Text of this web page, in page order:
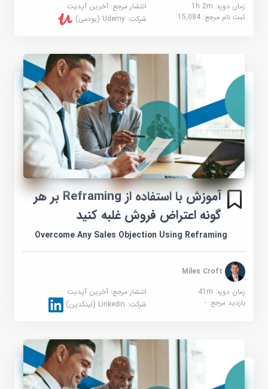
زمان دوره: 1h 2m
انتشار مرجع:آخرین آپدیت
ثبت نام مرجع:15,084 شرکت:Udemy (یودمی)
آموزش با استفاده از Reframing بر هر
گونه اعتراض فروش غلبه کنید
Overcome Any Sales Objection Using Reframing
Miles Croft
زمان دوره: 41m
انتشار مرجع:آخرین آپدیت
بازدید مرجع:- شرکت:Linkedin (لینکدین)